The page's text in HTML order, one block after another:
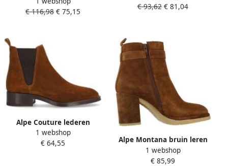
€ 116,98 € 75,15
€ 93,62 € 81,04
Alpe Couture lederen
enkellaarsjes
1 webshop
€ 64,55
Alpe Montana bruin leren
enkellaarsjes
1 webshop
€ 85,99